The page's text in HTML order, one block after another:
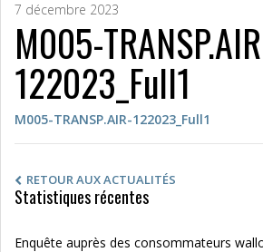
7 décembre 2023
M005-
122023_Full1
M005-TRANSP.AIR-122023_Full1
RETOUR AUX ACTUALITÉS
Statistiques récentes
Enquête auprès des consommateurs